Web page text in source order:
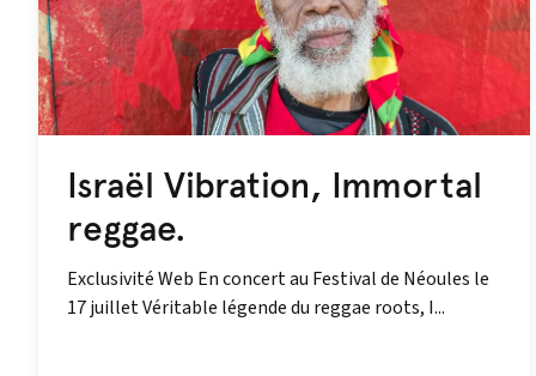
Israël Vibration, Immortal
reggae.
Exclusivité Web En concert au Festival de Néoules le
17 juillet Véritable légende du reggae roots, I...